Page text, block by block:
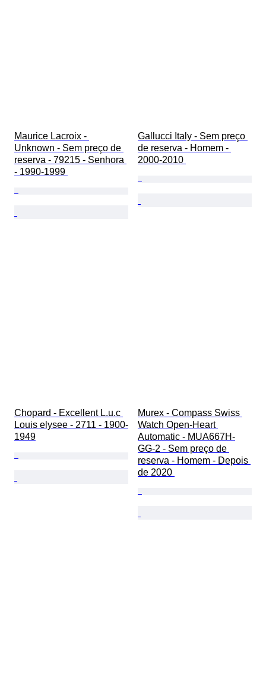
Maurice Lacroix -
Unknown - Sem preço de
reserva - 79215 - Senhora
- 1990-1999
Gallucci Italy - Sem preço
de reserva - Homem -
2000-2010
Chopard - Excellent L.u.c
Louis elysee - 2711 - 1900-
1949
Murex - Compass Swiss
Watch Open-Heart
Automatic - MUA667H-
GG-2 - Sem preço de
reserva - Homem - Depois
de 2020